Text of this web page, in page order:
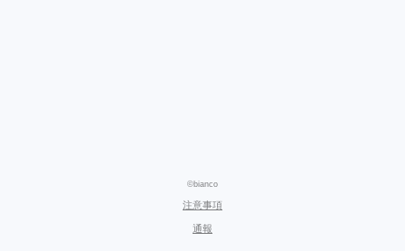
©bianco
注意事項
通報